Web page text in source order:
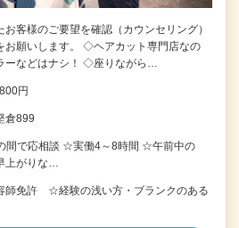
お客様のご要望を確認（カウンセリング）
お願いします。 ◇ヘアカット専門店なの
ーなどはナシ！ ◇座りながら…
円
倉899
間で応相談 ☆実働4～8時間 ☆午前中の
上がりな…
師免許 ☆経験の浅い方・ブランクのある